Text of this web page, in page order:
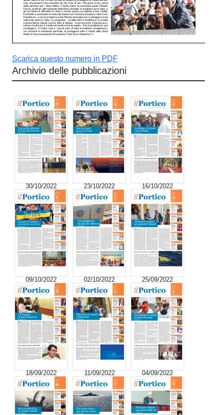
Scarica questo numero in PDF
Archivio delle pubblicazioni
30/10/2022 23/10/2022 16/10/2022
09/10/2022 02/10/2022 25/09/2022
18/09/2022 11/09/2022 04/09/2022